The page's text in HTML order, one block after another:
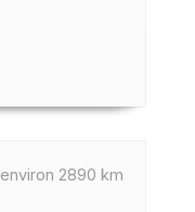
environ 2890 km